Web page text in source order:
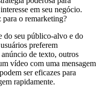
em seu negócio.
o remarketing?
do seu público-alvo e do
preferem
de texto, outros
vídeo com uma mensagem
ser eficazes para
rapidamente.